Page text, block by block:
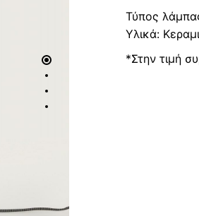
Τύπος
Υλικά:
*Στην τιμή